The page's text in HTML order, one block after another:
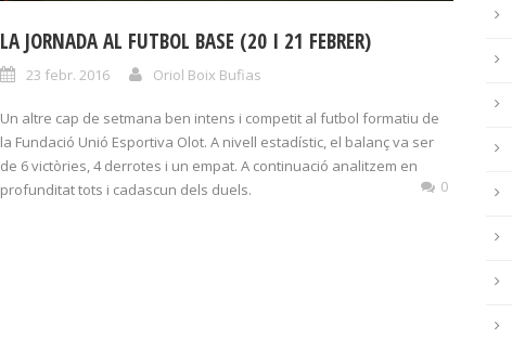
LA JORNADA AL FUTBOL BASE (20 I 21 FEBRER)
23 febr. 2016 Oriol Boix Bufias
Un altre cap de setmana ben intens i competit al futbol formatiu de
la Fundació Unió Esportiva Olot. A nivell estadístic, el balanç va ser
de 6 victòries, 4 derrotes i un empat. A continuació analitzem en
profunditat tots i cadascun dels duels.
0